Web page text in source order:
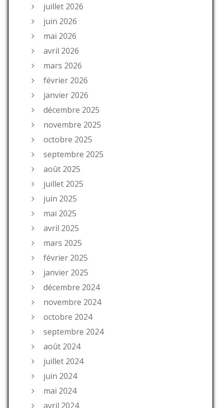
juillet 2026
juin 2026
mai 2026
avril 2026
mars 2026
février 2026
janvier 2026
décembre 2025
novembre 2025
octobre 2025
septembre 2025
août 2025
juillet 2025
juin 2025
mai 2025
avril 2025
mars 2025
février 2025
janvier 2025
décembre 2024
novembre 2024
octobre 2024
septembre 2024
août 2024
juillet 2024
juin 2024
mai 2024
avril 2024